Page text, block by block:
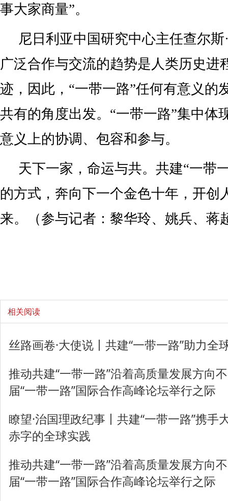
事大家商量”。
尼日利亚中国研究中心主任查尔
广泛合作与交流的趋势是人类历史进
迹，因此，“一带一路”任何有意义的
共有的角度出发。“一带一路”集中体
意义上的协调、包容和参与。
天下一家，命运与共。共建“一带
的方式，奔向下一个金色十年，开创
来。（参与记者：黎华玲、姚兵、蒋
相关阅读
丝路画卷·大使说丨共建“一带一路”助力全
推动共建“一带一路”沿着高质量发展方
届“一带一路”国际合作高峰论坛举行之际
瞭望·治国理政纪事丨共建“一带一路”携
赤字的全球实践
推动共建“一带一路”沿着高质量发展方
届“一带一路”国际合作高峰论坛举行之际